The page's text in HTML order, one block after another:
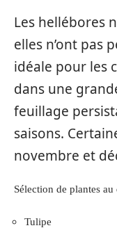
Les hellébores
elles n’ont pas
idéale pour les
dans une
feuillage
saisons.
novembre et
Sélection de plantes
Tulipe